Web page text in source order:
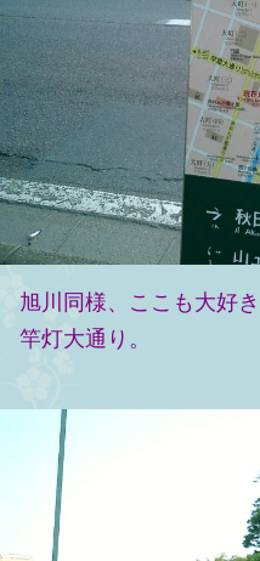
旭川同様、ここも大好
竿灯大通り。